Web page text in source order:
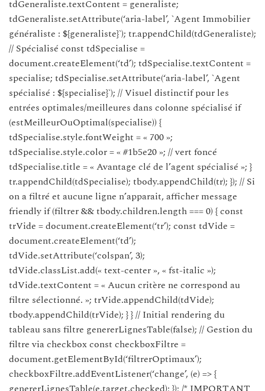
tdGeneraliste.textContent = generaliste;
tdGeneraliste.setAttribute(‘aria-label’, `Agent Immobilier
généraliste : ${generaliste}`); tr.appendChild(tdGeneraliste);
// Spécialisé const tdSpecialise =
document.createElement(‘td’); tdSpecialise.textContent =
specialise; tdSpecialise.setAttribute(‘aria-label’, `Agent
spécialisé : ${specialise}`); // Visuel distinctif pour les
entrées optimales/meilleures dans colonne spécialisé if
(estMeilleurOuOptimal(specialise)) {
tdSpecialise.style.fontWeight = « 700 »;
tdSpecialise.style.color = « #1b5e20 »; // vert foncé
tdSpecialise.title = « Avantage clé de l’agent spécialisé »; }
tr.appendChild(tdSpecialise); tbody.appendChild(tr); }); // Si
on a filtré et aucune ligne n’apparait, afficher message
friendly if (filtrer && tbody.children.length === 0) { const
trVide = document.createElement(‘tr’); const tdVide =
document.createElement(‘td’);
tdVide.setAttribute(‘colspan’, 3);
tdVide.classList.add(« text-center », « fst-italic »);
tdVide.textContent = « Aucun critère ne correspond au
filtre sélectionné. »; trVide.appendChild(tdVide);
tbody.appendChild(trVide); } } // Initial rendering du
tableau sans filtre genererLignesTable(false); // Gestion du
filtre via checkbox const checkboxFiltre =
document.getElementById(‘filtrerOptimaux’);
checkboxFiltre.addEventListener(‘change’, (e) => {